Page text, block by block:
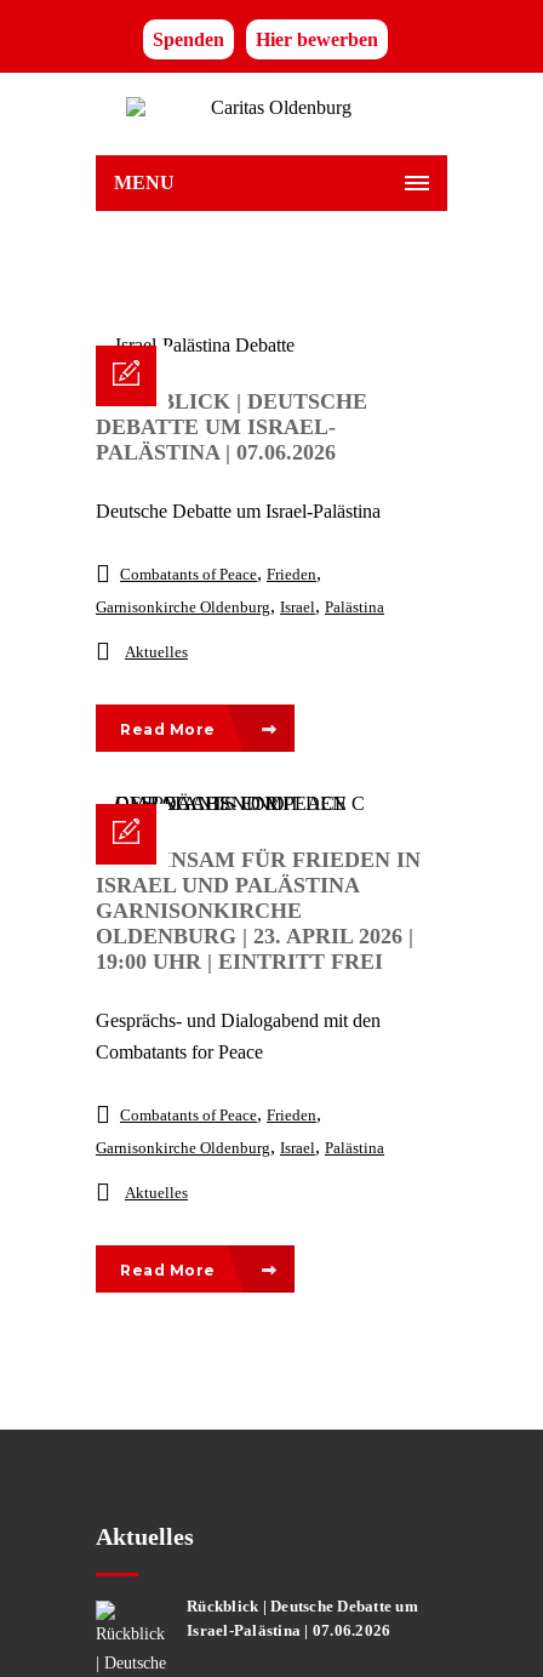
Spenden Hier bewerben
MENU
RÜCKBLICK | DEUTSCHE
DEBATTE UM ISRAEL-
PALÄSTINA | 07.06.2026
Deutsche Debatte um Israel-Palästina
Combatants of Peace, Frieden,
Garnisonkirche Oldenburg, Israel, Palästina
Aktuelles
Read More
GEMEINSAM FÜR FRIEDEN IN
ISRAEL UND PALÄSTINA
GARNISONKIRCHE
OLDENBURG | 23. APRIL 2026 |
19:00 UHR | EINTRITT FREI
Gesprächs- und Dialogabend mit den
Combatants for Peace
Combatants of Peace, Frieden,
Garnisonkirche Oldenburg, Israel, Palästina
Aktuelles
Read More
Aktuelles
Rückblick | Deutsche Debatte um
Israel-Palästina | 07.06.2026